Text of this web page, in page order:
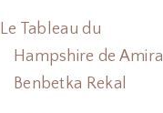
Le Tableau du
Hampshire de Amira
Benbetka Rekal